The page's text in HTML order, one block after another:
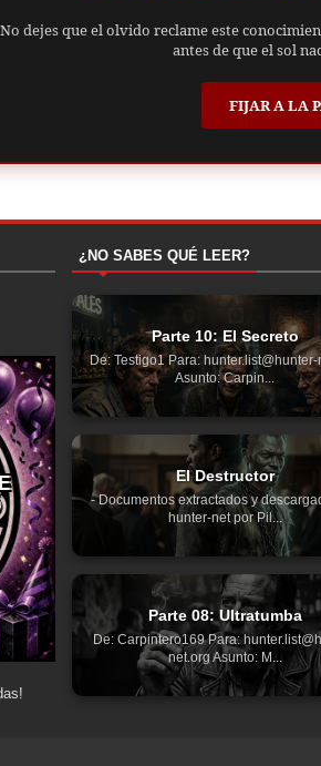
dejes que el olvido reclame este
antes de que el sol
FIJAR A LA
¿NO SABES QUÉ LEER?
Parte 10: El Secreto
De: Testigo1 Para: hunter.list@hunter-
Asunto: Carpin...
El Destructor
- Documentos extractados y
hunter-net por Pil...
Parte 08: Ultratumba
De: Carpintero169 Para:
net.org Asunto: M...